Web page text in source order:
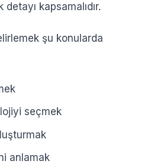
kapsamalıdır.
şu konularda
seçmek
anlamak